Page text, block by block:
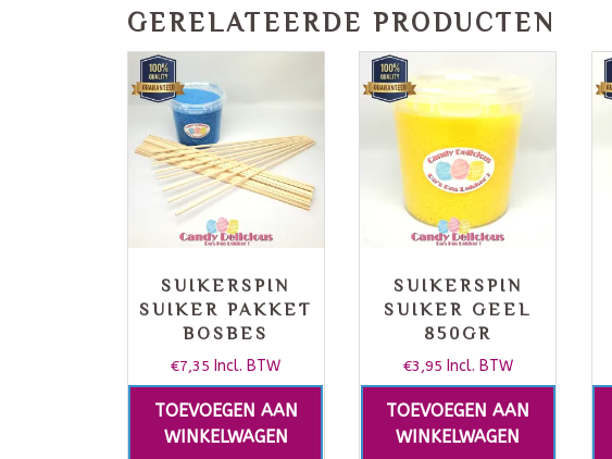
GERELATEERDE PRODUCTEN
SUIKERSPIN
SUIKER PAKKET
BOSBES
€7,35 Incl. BTW
TOEVOEGEN AAN
WINKELWAGEN
SUIKERSPIN
SUIKER GEEL
850GR
€3,95 Incl. BTW
TOEVOEGEN AAN
WINKELWAGEN